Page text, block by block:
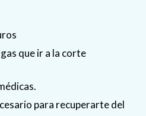
que ir a la corte
para recuperarte del